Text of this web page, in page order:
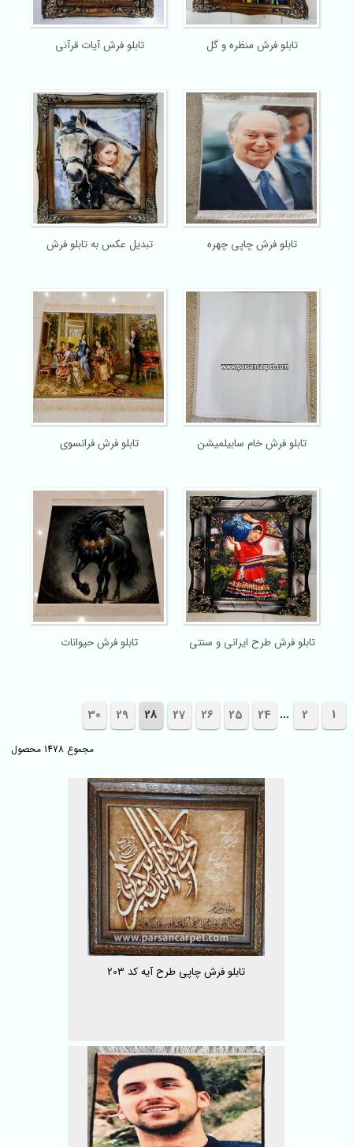
تابلو فرش منظره و گل تابلو فرش آیات قرآنی
تابلو فرش چاپی چهره تبدیل عکس به تابلو فرش
تابلو فرش خام سابیلمیشن تابلو فرش فرانسوی
تابلو فرش طرح ایرانی و سنتی تابلو فرش حیوانات
1
2
...
24
25
26
27
28
29
30
مجموع 1478 محصول
تابلو فرش چاپی طرح آیه کد 203